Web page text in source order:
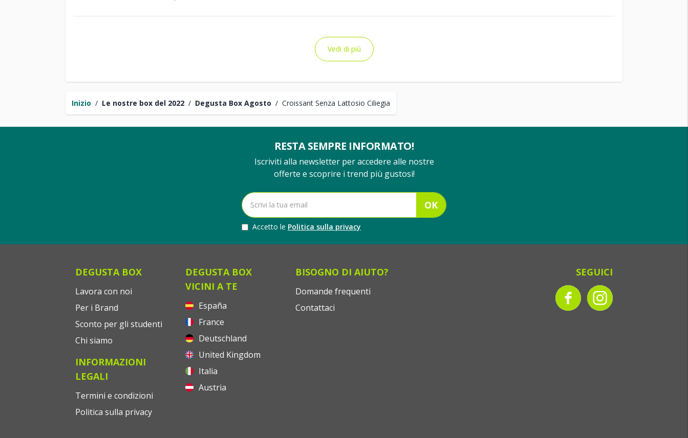
Inizio / Le nostre box del 2022 / Degusta Box Agosto / Croissant Senza Lattosio Ciliegia
Vedi di piú
RESTA SEMPRE INFORMATO!
Iscriviti alla newsletter per accedere alle nostre
offerte e scoprire i trend più gustosi!
OK
Accetto le Politica sulla privacy
DEGUSTA BOX
Lavora con noi
Per i Brand
Sconto per gli studenti
Chi siamo
INFORMAZIONI
LEGALI
Termini e condizioni
Politica sulla privacy
DEGUSTA BOX
VICINI A TE
España
France
Deutschland
United Kingdom
Italia
Austria
BISOGNO DI AIUTO?
Domande frequenti
Contattaci
SEGUICI